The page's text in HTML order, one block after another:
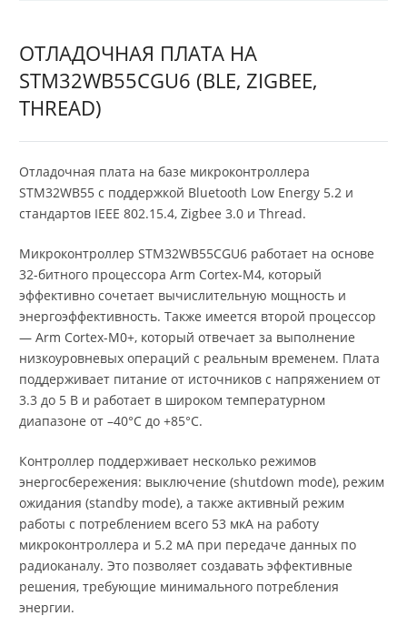
ОТЛАДОЧНАЯ ПЛАТА НА
STM32WB55CGU6 (BLE, ZIGBEE,
THREAD)
Отладочная плата на базе микроконтроллера
STM32WB55 с поддержкой Bluetooth Low Energy 5.2 и
стандартов IEEE 802.15.4, Zigbee 3.0 и Thread.
Микроконтроллер STM32WB55CGU6 работает на основе
32-битного процессора Arm Cortex-M4, который
эффективно сочетает вычислительную мощность и
энергоэффективность. Также имеется второй процессор
— Arm Cortex-M0+, который отвечает за выполнение
низкоуровневых операций с реальным временем. Плата
поддерживает питание от источников с напряжением от
3.3 до 5 В и работает в широком температурном
диапазоне от –40°C до +85°C.
Контроллер поддерживает несколько режимов
энергосбережения: выключение (shutdown mode), режим
ожидания (standby mode), а также активный режим
работы с потреблением всего 53 мкА на работу
микроконтроллера и 5.2 мА при передаче данных по
радиоканалу. Это позволяет создавать эффективные
решения, требующие минимального потребления
энергии.